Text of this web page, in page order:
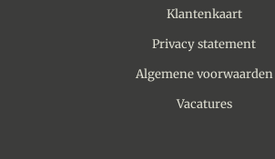
Klantenkaart
Privacy statement
Algemene voorwaarden
Vacatures